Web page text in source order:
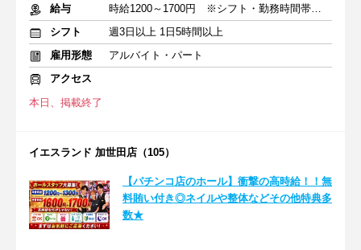
給与
時給1200～1700円 ※シフト・勤務時間帯によります
シフト
週3日以上 1日5時間以上
雇用形態
アルバイト・パート
アクセス
本日、掲載終了
イエスランド 加世田店（105）
【パチンコ店のホール】衝撃の高時給！！無
料賄い付き◎ネイルや整体などその他特典多
数★